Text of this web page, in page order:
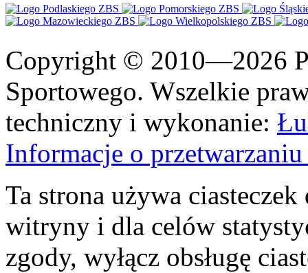
Copyright © 2010—2026
Sportowego. Wszelkie
techniczny i wykonanie:
Informacje o
Ta strona używa
witryny i dla celów
zgody, wyłącz obsługę